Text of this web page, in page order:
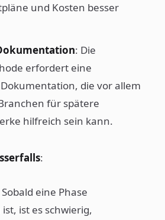
und Kosten besser
: Die
erfordert eine
die vor allem
für spätere
hilfreich sein kann.
:
Sobald eine Phase
ist es schwierig,